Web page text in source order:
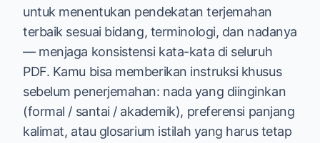
untuk menentukan pendekatan terjemahan
terbaik sesuai bidang, terminologi, dan nadanya
— menjaga konsistensi kata-kata di seluruh
PDF. Kamu bisa memberikan instruksi khusus
sebelum penerjemahan: nada yang diinginkan
(formal / santai / akademik), preferensi panjang
kalimat, atau glosarium istilah yang harus tetap